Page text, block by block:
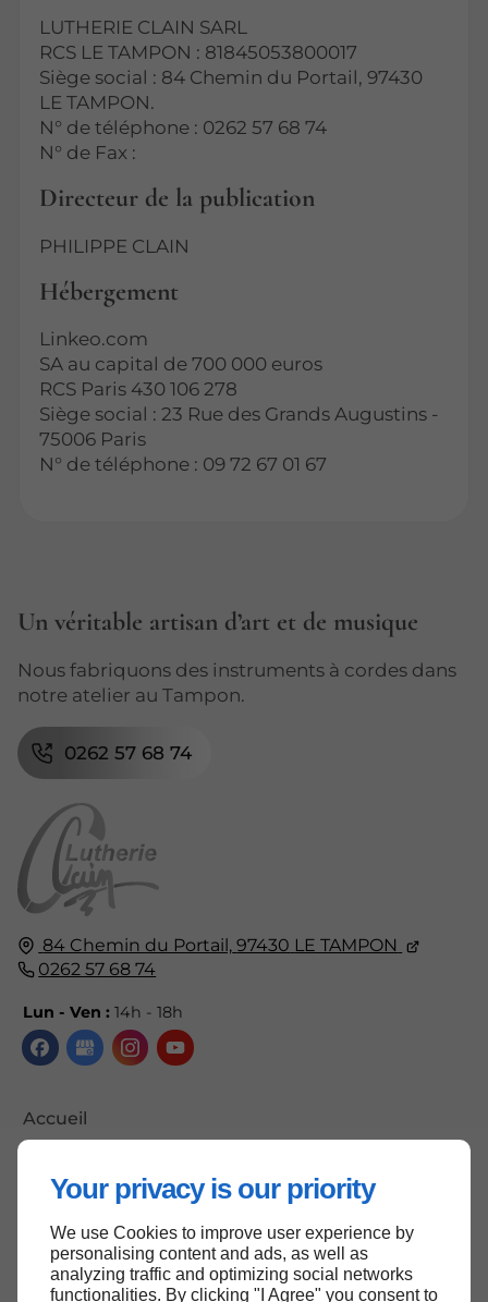
Your privacy is our priority
We use Cookies to improve user experience by
personalising content and ads, as well as
analyzing traffic and optimizing social networks
functionalities. By clicking "I Agree" you consent to
LUTHERIE CLAIN SARL
RCS LE TAMPON : 81845053800017
Siège social : 84 Chemin du Portail, 97430
LE TAMPON.
N° de téléphone : 0262 57 68 74
N° de Fax :
Directeur de la publication
PHILIPPE CLAIN
Hébergement
Linkeo.com
SA au capital de 700 000 euros
RCS Paris 430 106 278
Siège social : 23 Rue des Grands Augustins -
75006 Paris
N° de téléphone : 09 72 67 01 67
84 Chemin du Portail, 97430 LE TAMPON
0262 57 68 74
Lun - Ven : 14h - 18h
Accueil
Mentions légales
Plan du site
Un véritable artisan d’art et de musique
Nous fabriquons des instruments à cordes dans
notre atelier au Tampon.
0262 57 68 74